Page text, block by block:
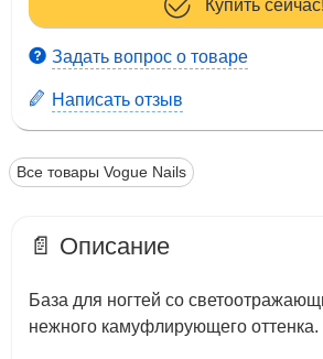
Купить сейчас!
Задать вопрос о товаре
Написать отзыв
Все товары Vogue Nails
📄 Описание
База для ногтей со
нежного камуфлирующего оттенка.